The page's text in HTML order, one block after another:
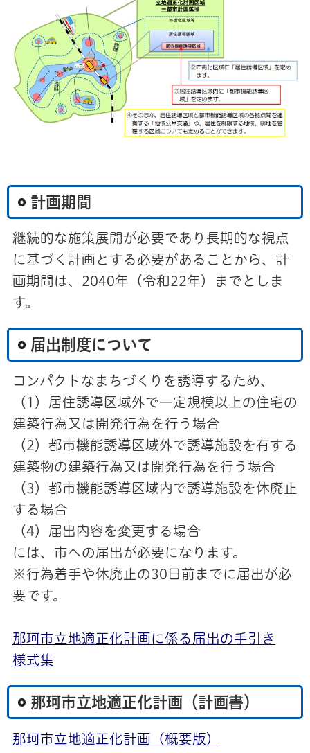
計画期間
継続的な施策展開が必要であり長期的な視点
に基づく計画とする必要があることから、計
画期間は、2040年（令和22年）までとしま
す。
届出制度について
コンパクトなまちづくりを誘導するため、
（1）居住誘導区域外で一定規模以上の住宅の
建築行為又は開発行為を行う場合
（2）都市機能誘導区域外で誘導施設を有する
建築物の建築行為又は開発行為を行う場合
（3）都市機能誘導区域内で誘導施設を休廃止
する場合
（4）届出内容を変更する場合
には、市への届出が必要になります。
※行為着手や休廃止の30日前までに届出が必
要です。
那珂市立地適正化計画に係る届出の手引き
様式集
那珂市立地適正化計画（計画書）
那珂市立地適正化計画（概要版）